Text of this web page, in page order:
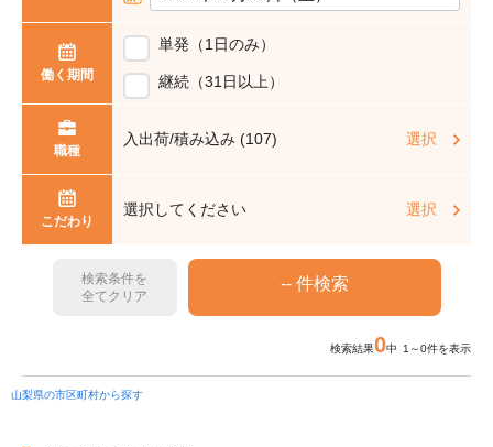
働く期間
単発（1日のみ）
継続（31日以上）
職種
入出荷/積み込み (107) 選択
こだわり
選択してください 選択
検索条件を
全てクリア
検索結果0中 1～0件を表示
山梨県の市区町村から探す